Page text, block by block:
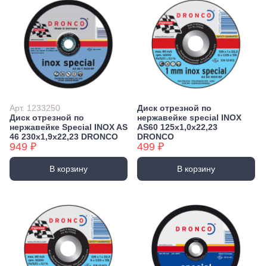
Арт. 1233250
Диск отрезной по
нержавейке Special INOX AS
46 230x1,9x22,23 DRONCO
949 ₽
В корзину
Диск отрезной по
нержавейке special INOX
AS60 125x1,0x22,23
DRONCO
499 ₽
В корзину